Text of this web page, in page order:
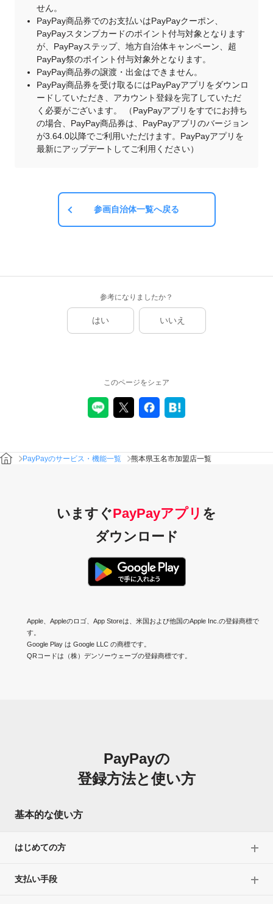
せん。
PayPay商品券でのお支払いはPayPayクーポン、
PayPayスタンプカードのポイント付与対象となります
が、PayPayステップ、地方自治体キャンペーン、超
PayPay祭のポイント付与対象外となります。
PayPay商品券の譲渡・出金はできません。
PayPay商品券を受け取るにはPayPayアプリをダウンロ
ードしていただき、アカウント登録を完了していただ
く必要がございます。 （PayPayアプリをすでにお持ち
の場合、PayPay商品券は、PayPayアプリのバージョン
が3.64.0以降でご利用いただけます。PayPayアプリを
最新にアップデートしてご利用ください）
参画自治体一覧へ戻る
参考になりましたか？
はい いいえ
このページをシェア
PayPayのサービス・機能一覧 熊本県玉名市加盟店一覧
いますぐPayPayアプリ を
ダウンロード
Apple、Appleのロゴ、App Storeは、米国および他国のApple Inc.の登録商標で
す。
Google Play は Google LLC の商標です。
QRコードは（株）デンソーウェーブの登録商標です。
PayPayの
登録方法と使い方
基本的な使い方
はじめての方
支払い手段